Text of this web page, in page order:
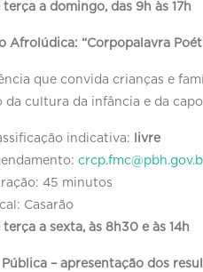
terça a domingo, das 9h às 17h
Afrolúdica: “Corpopalavra
que convida crianças e
da cultura da infância e da
indicativa:
livre
45 minutos
Casarão
terça a sexta, às 8h30 e às 14h
Pública – apresentação dos